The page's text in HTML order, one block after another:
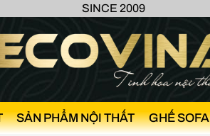
SINCE 2009
SẢN PHẨM NỘI THẤT GHẾ SOFA